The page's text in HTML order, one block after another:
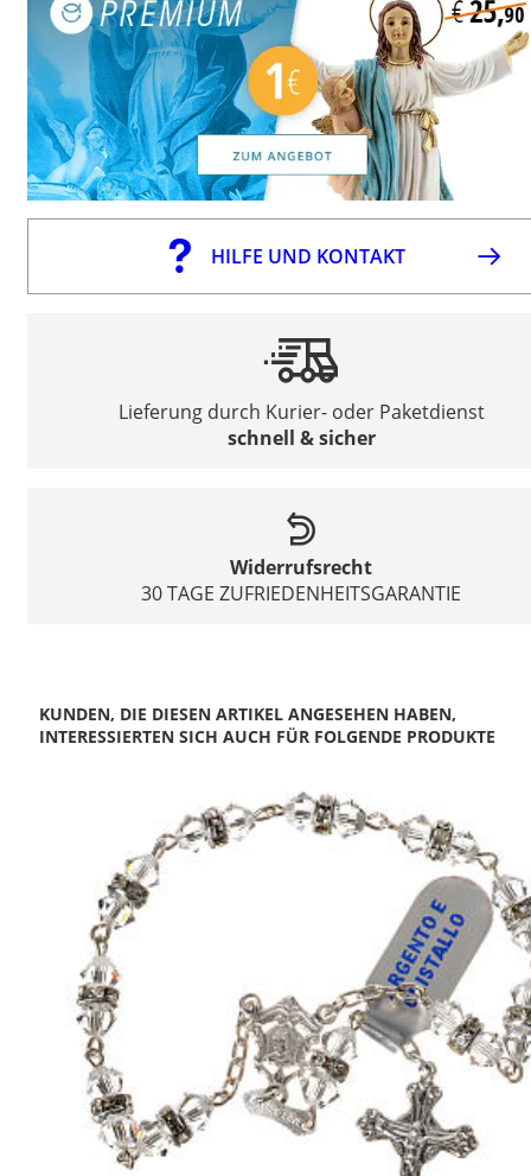
HILFE UND KONTAKT
Lieferung durch Kurier- oder Paketdienst
schnell & sicher
Widerrufsrecht
30 TAGE ZUFRIEDENHEITSGARANTIE
KUNDEN, DIE DIESEN ARTIKEL ANGESEHEN HABEN,
INTERESSIERTEN SICH AUCH FÜR FOLGENDE PRODUKTE